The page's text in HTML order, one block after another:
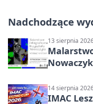
Nadchodzące
13 sierpnia
14 sierpnia
IMAC